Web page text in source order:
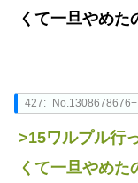
くて一旦やめ
427: No.1308678676+
>15ワルプル行
くて一旦やめ